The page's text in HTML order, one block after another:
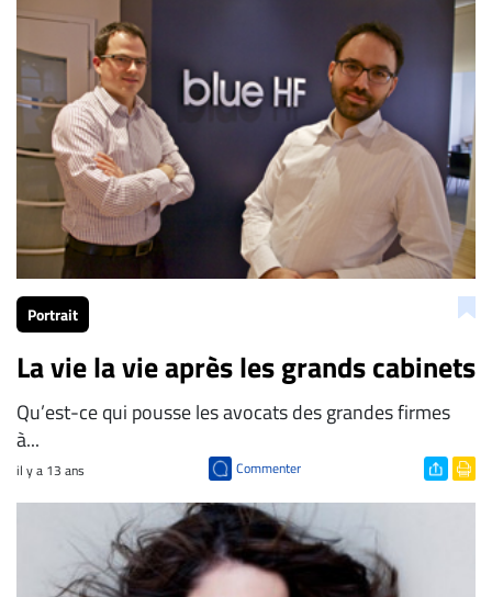
joindre
À
propos
Infolettre
S’abonner
FAQ
Politique de
confidentialité
Portrait
La vie la vie après les grands cabinets
Qu’est-ce qui pousse les avocats des grandes firmes
à...
il y a 13 ans Commenter